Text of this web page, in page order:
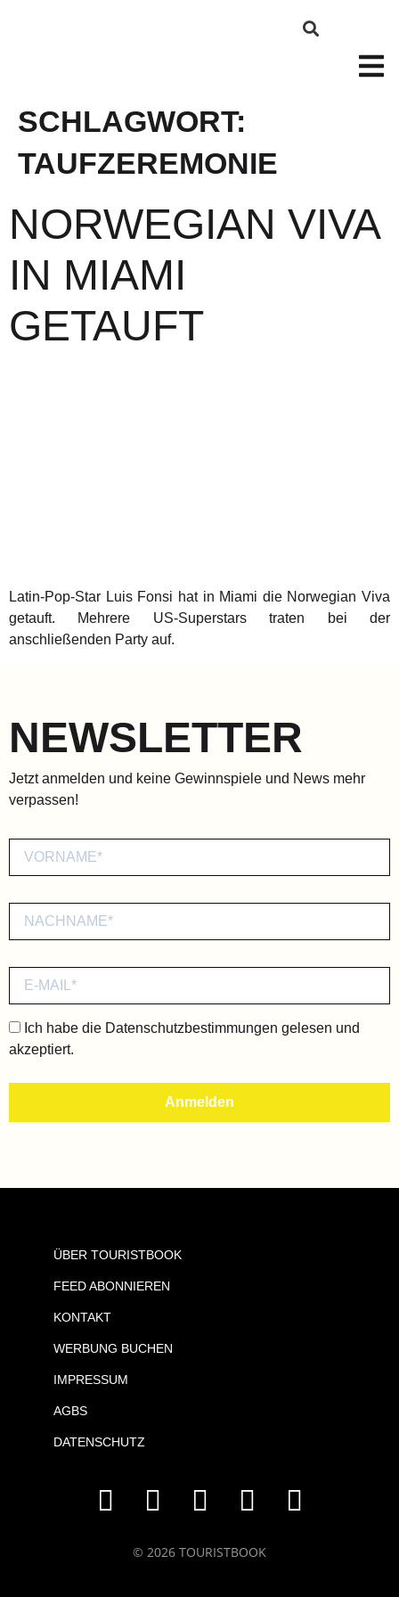
SCHLAGWORT:
TAUFZEREMONIE
NORWEGIAN VIVA
IN MIAMI
GETAUFT
Latin-Pop-Star Luis Fonsi hat in Miami die Norwegian Viva
getauft. Mehrere US-Superstars traten bei der
anschließenden Party auf.
NEWSLETTER
Jetzt anmelden und keine Gewinnspiele und News mehr
verpassen!
Ich habe die Datenschutzbestimmungen gelesen und
akzeptiert.
ÜBER TOURISTBOOK
FEED ABONNIEREN
KONTAKT
WERBUNG BUCHEN
IMPRESSUM
AGBS
DATENSCHUTZ
© 2026 TOURISTBOOK